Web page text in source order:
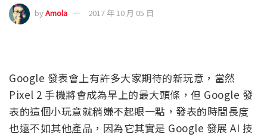
byAmola 2017 年 10 月 05 日
Google 發表會上有許多大家期待的新玩意，當然
Pixel 2 手機將會成為早上的最大頭條，但 Google 發
表的這個小玩意就稍嫌不起眼一點，發表的時間長度
也遠不如其他產品，因為它其實是 Google 發展 AI 技